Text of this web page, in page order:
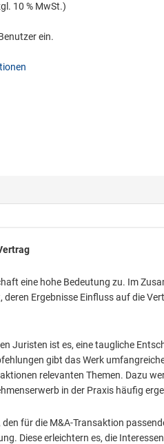
10 % MwSt.)
ein.
eine hohe Bedeutung zu. Im
Ergebnisse Einfluss auf die
Juristen ist es, eine taugliche
gibt das Werk
relevanten Themen. Dazu
in der Praxis häufig
für die M&A-Transaktion
Diese erleichtern es, die